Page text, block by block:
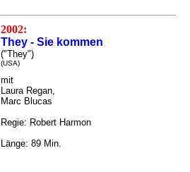
2002:
They - Sie kommen
("They")
(USA)
mit
Laura Regan,
Marc Blucas
Regie: Robert Harmon
Länge: 89 Min.